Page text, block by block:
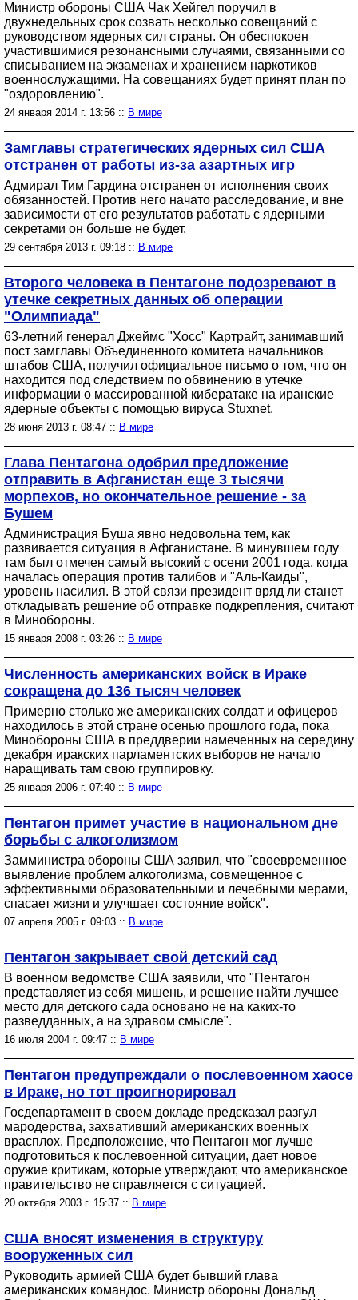
Министр обороны США Чак Хейгел поручил в
двухнедельных срок созвать несколько совещаний с
руководством ядерных сил страны. Он обеспокоен
участившимися резонансными случаями, связанными со
списыванием на экзаменах и хранением наркотиков
военнослужащими. На совещаниях будет принят план по
"оздоровлению".
24 января 2014 г. 13:56 :: В мире
Замглавы стратегических ядерных сил США
отстранен от работы из-за азартных игр
Адмирал Тим Гардина отстранен от исполнения своих
обязанностей. Против него начато расследование, и вне
зависимости от его результатов работать с ядерными
секретами он больше не будет.
29 сентября 2013 г. 09:18 :: В мире
Второго человека в Пентагоне подозревают в
утечке секретных данных об операции
"Олимпиада"
63-летний генерал Джеймс "Хосс" Картрайт, занимавший
пост замглавы Объединенного комитета начальников
штабов США, получил официальное письмо о том, что он
находится под следствием по обвинению в утечке
информации о массированной кибератаке на иранские
ядерные объекты с помощью вируса Stuxnet.
28 июня 2013 г. 08:47 :: В мире
Глава Пентагона одобрил предложение
отправить в Афганистан еще 3 тысячи
морпехов, но окончательное решение - за
Бушем
Администрация Буша явно недовольна тем, как
развивается ситуация в Афганистане. В минувшем году
там был отмечен самый высокий с осени 2001 года, когда
началась операция против талибов и "Аль-Каиды",
уровень насилия. В этой связи президент вряд ли станет
откладывать решение об отправке подкрепления, считают
в Минобороны.
15 января 2008 г. 03:26 :: В мире
Численность американских войск в Ираке
сокращена до 136 тысяч человек
Примерно столько же американских солдат и офицеров
находилось в этой стране осенью прошлого года, пока
Минобороны США в преддверии намеченных на середину
декабря иракских парламентских выборов не начало
наращивать там свою группировку.
25 января 2006 г. 07:40 :: В мире
Пентагон примет участие в национальном дне
борьбы с алкоголизмом
Замминистра обороны США заявил, что "своевременное
выявление проблем алкоголизма, совмещенное с
эффективными образовательными и лечебными мерами,
спасает жизни и улучшает состояние войск".
07 апреля 2005 г. 09:03 :: В мире
Пентагон закрывает свой детский сад
В военном ведомстве США заявили, что "Пентагон
представляет из себя мишень, и решение найти лучшее
место для детского сада основано не на каких-то
разведданных, а на здравом смысле".
16 июля 2004 г. 09:47 :: В мире
Пентагон предупреждали о послевоенном хаосе
в Ираке, но тот проигнорировал
Госдепартамент в своем докладе предсказал разгул
мародерства, захвативший американских военных
врасплох. Предположение, что Пентагон мог лучше
подготовиться к послевоенной ситуации, дает новое
оружие критикам, которые утверждают, что американское
правительство не справляется с ситуацией.
20 октября 2003 г. 15:37 :: В мире
США вносят изменения в структуру
вооруженных сил
Руководить армией США будет бывший глава
американских командос. Министр обороны Дональд